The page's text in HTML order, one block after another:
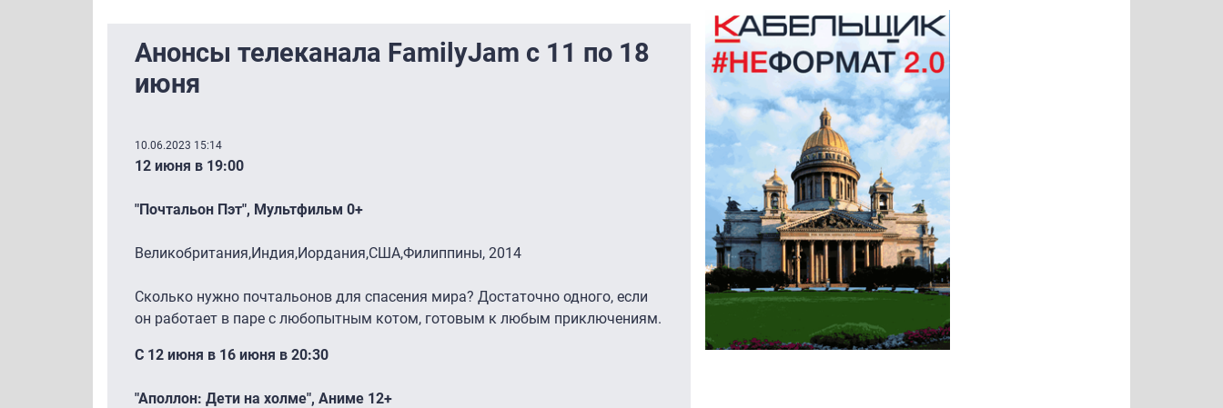
Анонсы телеканала FamilyJam c 11 по 18
июня
10.06.2023 15:14
12 июня в 19:00
"Почтальон Пэт", Мультфильм 0+
Великобритания,Индия,Иордания,США,Филиппины, 2014
Сколько нужно почтальонов для спасения мира? Достаточно одного, если
он работает в паре с любопытным котом, готовым к любым приключениям.
С 12 июня в 16 июня в 20:30
"Аполлон: Дети на холме", Аниме 12+